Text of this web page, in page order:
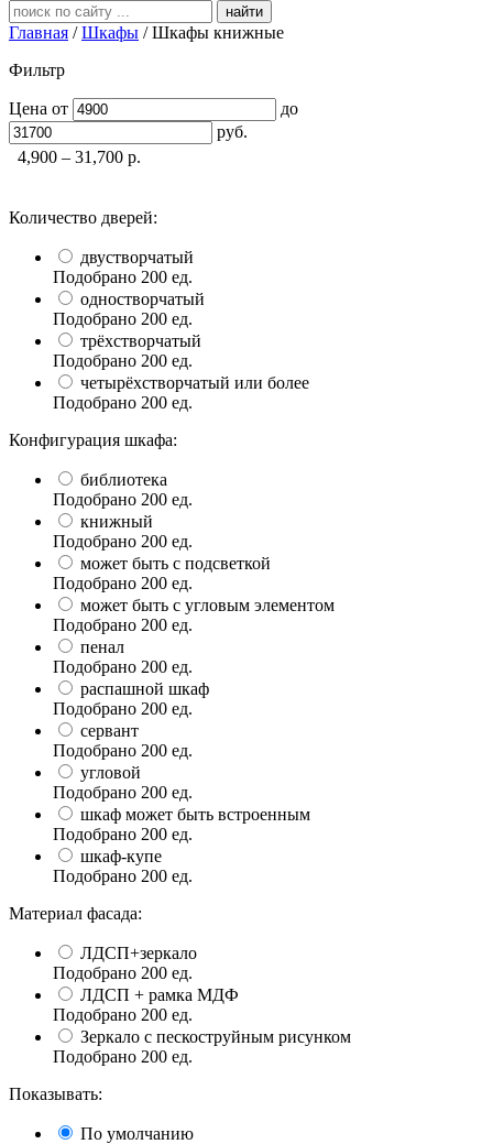
найти
Главная /Шкафы /Шкафы книжные
Фильтр
Цена от
до
руб.
4,900 – 31,700 р.
Количество дверей:
двустворчатый
Подобрано 200 ед.
одностворчатый
Подобрано 200 ед.
трёхстворчатый
Подобрано 200 ед.
четырёхстворчатый или более
Подобрано 200 ед.
Конфигурация шкафа:
библиотека
Подобрано 200 ед.
книжный
Подобрано 200 ед.
может быть с подсветкой
Подобрано 200 ед.
может быть с угловым элементом
Подобрано 200 ед.
пенал
Подобрано 200 ед.
распашной шкаф
Подобрано 200 ед.
сервант
Подобрано 200 ед.
угловой
Подобрано 200 ед.
шкаф может быть встроенным
Подобрано 200 ед.
шкаф-купе
Подобрано 200 ед.
Материал фасада:
ЛДСП+зеркало
Подобрано 200 ед.
ЛДСП + рамка МДФ
Подобрано 200 ед.
Зеркало с пескоструйным рисунком
Подобрано 200 ед.
Показывать:
По умолчанию